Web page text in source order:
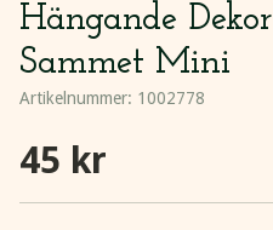
Hängande
Sammet Mini
Artikelnummer: 1002778
45 kr